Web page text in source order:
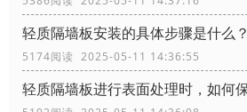
轻质隔墙板安装的具体步骤是什么？
5174阅读 2025-05-11 14:36:55